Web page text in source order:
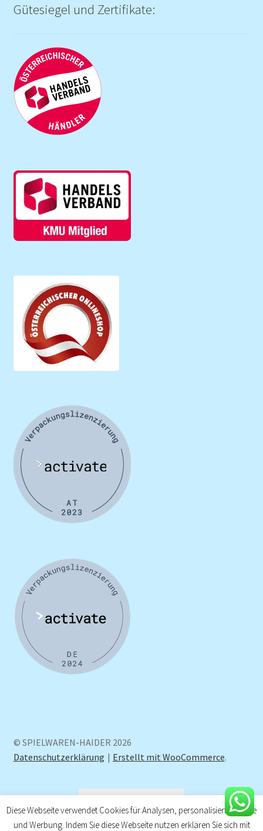
Gütesiegel und Zertifikate:
© SPIELWAREN-HAIDER 2026
Datenschutzerklärung
Erstellt mit WooCommerce.
Diese Webseite verwendet Cookies für Analysen, personalisierte Inhalte
und Werbung. Indem Sie diese Webseite nutzen erklären Sie sich mit